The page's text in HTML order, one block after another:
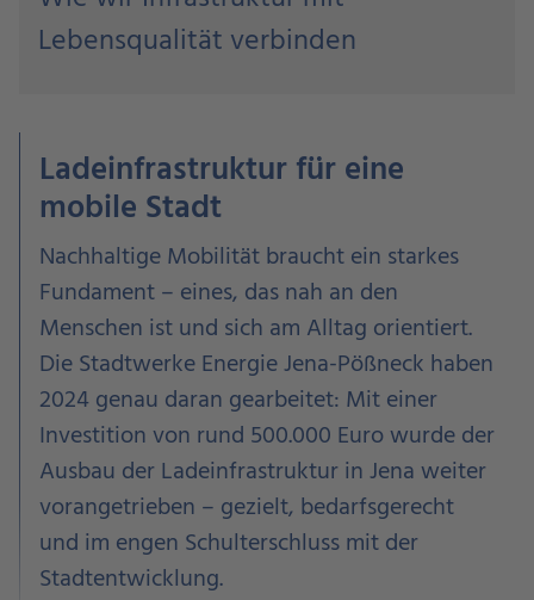
Lebensqualität verbinden
Ladeinfrastruktur für eine
mobile Stadt
Nachhaltige Mobilität braucht ein starkes
Fundament – eines, das nah an den
Menschen ist und sich am Alltag orientiert.
Die Stadtwerke Energie Jena-Pößneck haben
2024 genau daran gearbeitet: Mit einer
Investition von rund 500.000 Euro wurde der
Ausbau der Ladeinfrastruktur in Jena weiter
vorangetrieben – gezielt, bedarfsgerecht
und im engen Schulterschluss mit der
Stadtentwicklung.